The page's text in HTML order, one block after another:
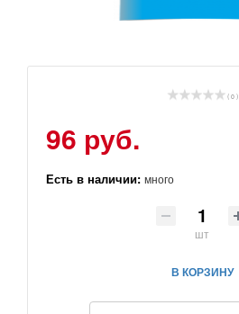
( 0 )
96 руб.
Есть в наличии: много
шт
В КОРЗИНУ